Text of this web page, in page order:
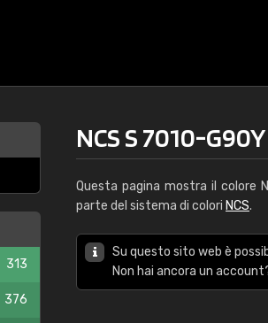
313
376
NCS S 7010-G90Y
Questa pagina mostra il colore
parte del sistema di colori NCS.
Su questo sito web è
Non hai ancora un